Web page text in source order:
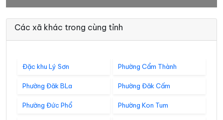
Các xã khác trong cùng tỉnh
Đặc khu Lý Sơn Phường Cẩm Thành
Phường Đăk BLa Phường Đăk Cấm
Phường Đức Phổ Phường Kon Tum